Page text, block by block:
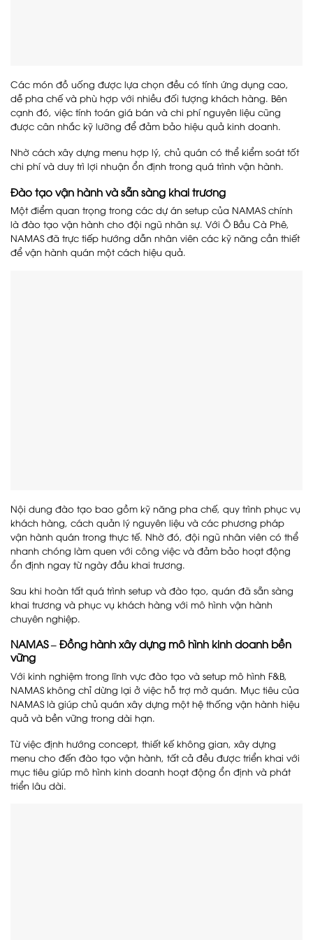
Các món đồ uống được lựa chọn đều có tính ứng dụng cao,
dễ pha chế và phù hợp với nhiều đối tượng khách hàng. Bên
cạnh đó, việc tính toán giá bán và chi phí nguyên liệu cũng
được cân nhắc kỹ lưỡng để đảm bảo hiệu quả kinh doanh.
Nhờ cách xây dựng menu hợp lý, chủ quán có thể kiểm soát tốt
chi phí và duy trì lợi nhuận ổn định trong quá trình vận hành.
Đào tạo vận hành và sẵn sàng khai trương
Một điểm quan trọng trong các dự án setup của NAMAS chính
là đào tạo vận hành cho đội ngũ nhân sự. Với Ô Bầu Cà Phê,
NAMAS đã trực tiếp hướng dẫn nhân viên các kỹ năng cần thiết
để vận hành quán một cách hiệu quả.
Nội dung đào tạo bao gồm kỹ năng pha chế, quy trình phục vụ
khách hàng, cách quản lý nguyên liệu và các phương pháp
vận hành quán trong thực tế. Nhờ đó, đội ngũ nhân viên có thể
nhanh chóng làm quen với công việc và đảm bảo hoạt động
ổn định ngay từ ngày đầu khai trương.
Sau khi hoàn tất quá trình setup và đào tạo, quán đã sẵn sàng
khai trương và phục vụ khách hàng với mô hình vận hành
chuyên nghiệp.
NAMAS – Đồng hành xây dựng mô hình kinh doanh bền
vững
Với kinh nghiệm trong lĩnh vực đào tạo và setup mô hình F&B,
NAMAS không chỉ dừng lại ở việc hỗ trợ mở quán. Mục tiêu của
NAMAS là giúp chủ quán xây dựng một hệ thống vận hành hiệu
quả và bền vững trong dài hạn.
Từ việc định hướng concept, thiết kế không gian, xây dựng
menu cho đến đào tạo vận hành, tất cả đều được triển khai với
mục tiêu giúp mô hình kinh doanh hoạt động ổn định và phát
triển lâu dài.